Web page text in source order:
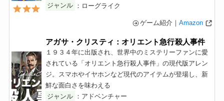
ジャンル ：ローグライク
ゲーム紹介｜ Amazon
アガサ・クリスティ：オリエント急行殺人事件
１９３４年に出版され、世界中のミステリーファンに愛
されている「オリエント急行殺人事件」の現代版アレン
ジ。スマホやイヤホンなど現代のアイテムが登場し、新
鮮な面白さを味わえる
ジャンル ：アドベンチャー